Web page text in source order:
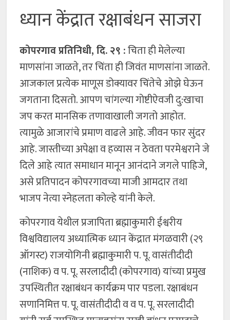
ध्यान केंद्रात रक्षाबंधन साजरा
कोपरगाव प्रतिनिधी, दि. २९ :चिता ही मेलेल्या
माणसांना जाळते, तर चिंता ही जिवंत माणसांना जाळते.
आजकाल प्रत्येक माणूस डोक्यावर चिंतेचे ओझे घेऊन
जगताना दिसतो. आपण चांगल्या गोष्टीऐवजी दु:खाचा
जप करत मानसिक तणावाखाली जगतो आहोत.
त्यामुळे आजारांचे प्रमाण वाढले आहे. जीवन फार सुंदर
आहे. जास्तीच्या अपेक्षा व हव्यास न ठेवता परमेश्वराने जे
दिले आहे त्यात समाधान मानून आनंदाने जगले पाहिजे,
असे प्रतिपादन कोपरगावच्या माजी आमदार तथा
भाजप नेत्या स्नेहलता कोल्हे यांनी केले.
कोपरगाव येथील प्रजापिता ब्रह्माकुमारी ईश्वरीय
विश्वविद्यालय अध्यात्मिक ध्यान केंद्रात मंगळवारी (२९
ऑगस्ट) राजयोगिनी ब्रह्माकुमारी प. पू. वासंतीदीदी
(नाशिक) व प. पू. सरलादीदी (कोपरगाव) यांच्या प्रमुख
उपस्थितीत रक्षाबंधन कार्यक्रम पार पडला. रक्षाबंधन
सणानिमित्त प. पू. वासंतीदीदी व व प. पू. सरलादीदी